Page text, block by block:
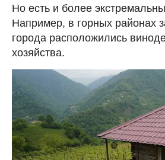
Но есть и более
Например, в горных районах
города расположились
хозяйства.